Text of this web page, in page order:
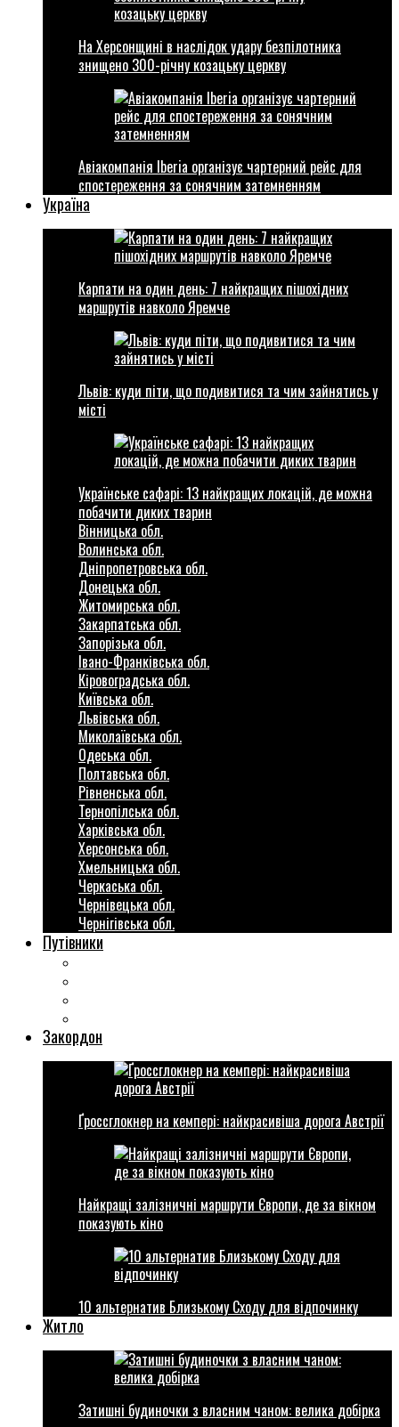
На Херсонщині в наслідок удару безпілотника
знищено 300-річну козацьку церкву
Авіакомпанія Iberia організує чартерний рейс для
спостереження за сонячним затемненням
Україна
Карпати на один день: 7 найкращих пішохідних
маршрутів навколо Яремче
Львів: куди піти, що подивитися та чим зайнятись у
місті
Українське сафарі: 13 найкращих локацій, де можна
побачити диких тварин
Вінницька обл.
Волинська обл.
Дніпропетровська обл.
Донецька обл.
Житомирська обл.
Закарпатська обл.
Запорізька обл.
Івано-Франківська обл.
Кіровоградська обл.
Київська обл.
Львівська обл.
Миколаївська обл.
Одеська обл.
Полтавська обл.
Рівненська обл.
Тернопілська обл.
Харківська обл.
Херсонська обл.
Хмельницька обл.
Черкаська обл.
Чернівецька обл.
Чернігівська обл.
Путівники
Закордон
Ґроссглокнер на кемпері: найкрасивіша дорога Австрії
Найкращі залізничні маршрути Європи, де за вікном
показують кіно
10 альтернатив Близькому Сходу для відпочинку
Житло
Затишні будиночки з власним чаном: велика добірка